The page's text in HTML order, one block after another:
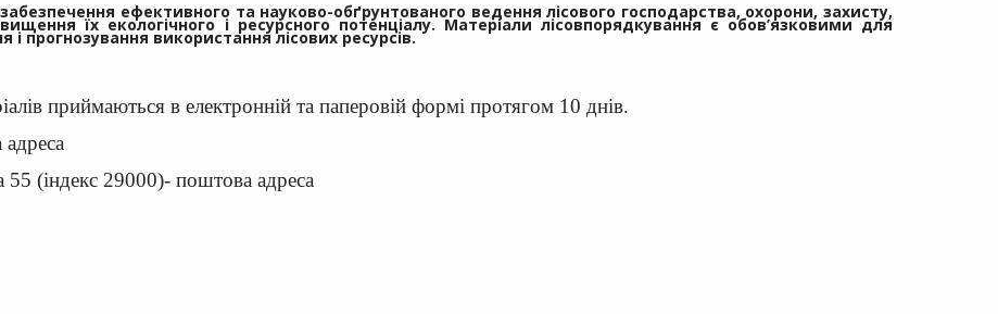
ефективного та науково-обґрунтованого ведення лісового господарства, охорони, захисту,
їх екологічного і ресурсного потенціалу. Матеріали лісовпорядкування є обов’язковими для
прогнозування використання лісових ресурсів.
приймаються в електронній та паперовій формі протягом 10 днів.
адреса
(індекс 29000)- поштова адреса